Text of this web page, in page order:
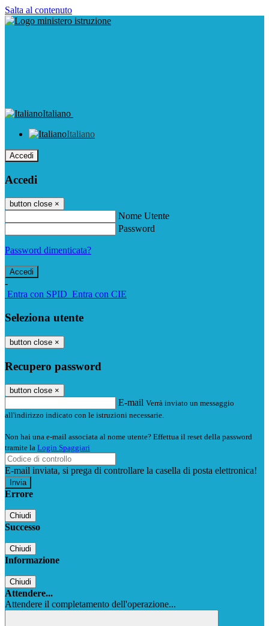
Salta al contenuto
Italiano
Italiano
Accedi
Accedi
button close ×
Nome Utente
Password
Password dimenticata?
-
Entra con SPID Entra con CIE
Seleziona utente
button close ×
Recupero password
button close ×
E-mail Verrà inviato un messaggio
all'indirizzo indicato con le istruzioni necessarie.
Non hai una e-mail associata al nome utente? Effettua il reset della password
tramite la Login Spaggiari
E-mail inviata, si prega di controllare la casella di posta elettronica!
Errore
Chiudi
Successo
Chiudi
Informazione
Chiudi
Attendere...
Attendere il completamento dell'operazione...